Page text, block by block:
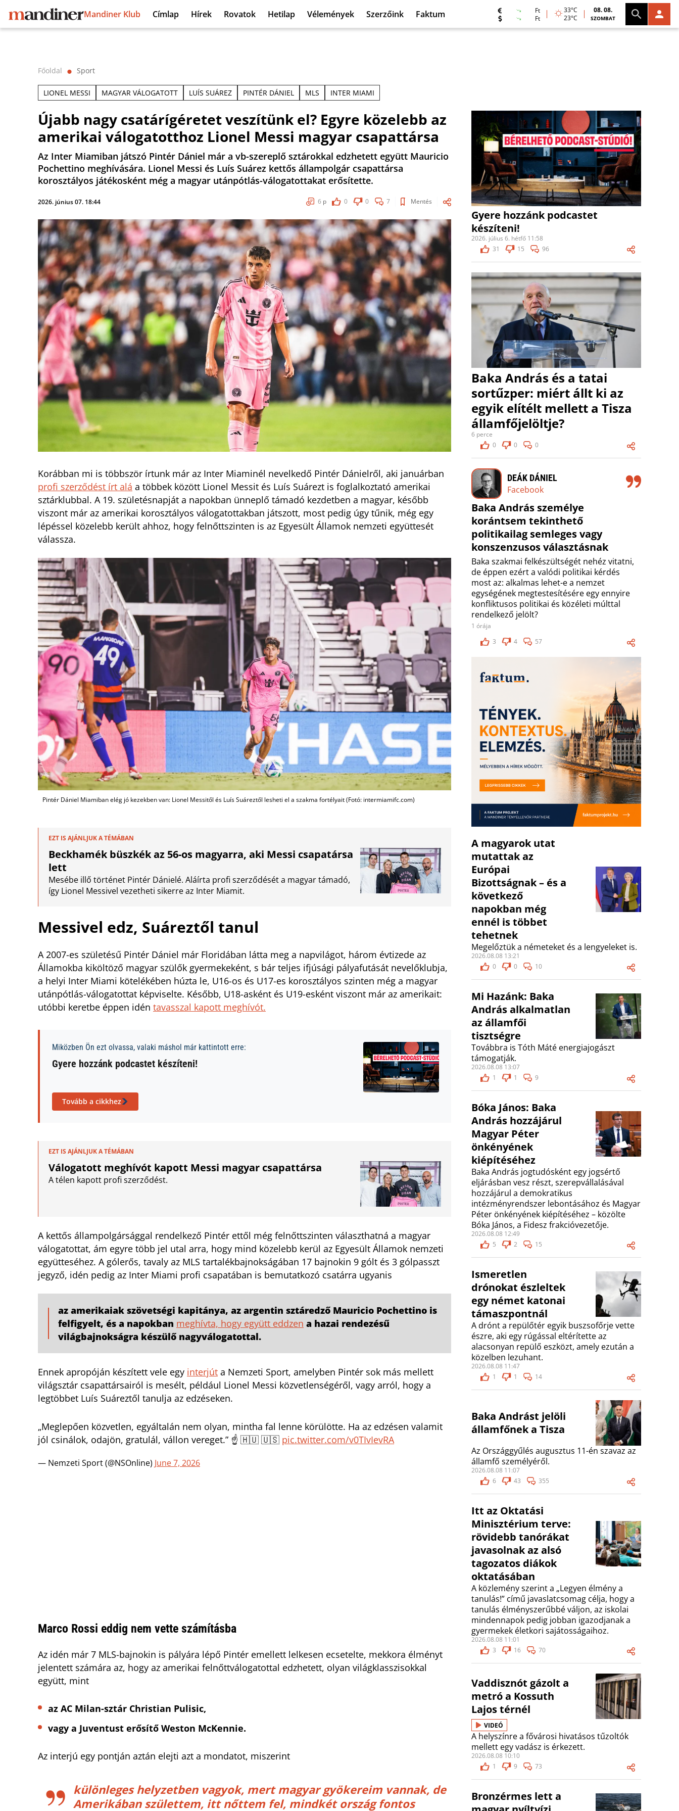
Mandiner Klub Címlap Hírek Rovatok Hetilap Vélemények Szerzőink Faktum
Ft
Ft
33°C
23°C
08. 08.
SZOMBAT
Főoldal ⬤ Sport
LIONEL MESSI MAGYAR VÁLOGATOTT LUÍS SUÁREZ PINTÉR DÁNIEL MLS INTER MIAMI
Újabb nagy csatárígéretet veszítünk el? Egyre közelebb az
amerikai válogatotthoz Lionel Messi magyar csapattársa
Az Inter Miamiban játszó Pintér Dániel már a vb-szereplő sztárokkal edzhetett együtt Mauricio
Pochettino meghívására. Lionel Messi és Luís Suárez kettős állampolgár csapattársa
korosztályos játékosként még a magyar utánpótlás-válogatottakat erősítette.
2026. június 07. 18:44 6 p 0 0 7 Mentés
Korábban mi is többször írtunk már az Inter Miaminél nevelkedő Pintér Dánielről, aki januárban
profi szerződést írt alá a többek között Lionel Messit és Luís Suárezt is foglalkoztató amerikai
sztárklubbal. A 19. születésnapját a napokban ünneplő támadó kezdetben a magyar, később
viszont már az amerikai korosztályos válogatottakban játszott, most pedig úgy tűnik, még egy
lépéssel közelebb került ahhoz, hogy felnőttszinten is az Egyesült Államok nemzeti együttesét
válassza.
Pintér Dániel Miamiban elég jó kezekben van: Lionel Messitől és Luís Suáreztől lesheti el a szakma fortélyait (Fotó: intermiamifc.com)
EZT IS AJÁNLJUK A TÉMÁBAN
Beckhamék büszkék az 56-os magyarra, aki Messi csapatársa
lett
Mesébe illő történet Pintér Dánielé. Aláírta profi szerződését a magyar támadó,
így Lionel Messivel vezetheti sikerre az Inter Miamit.
Messivel edz, Suáreztől tanul
A 2007-es születésű Pintér Dániel már Floridában látta meg a napvilágot, három évtizede az
Államokba kiköltöző magyar szülők gyermekeként, s bár teljes ifjúsági pályafutását nevelőklubja,
a helyi Inter Miami kötelékében húzta le, U16-os és U17-es korosztályos szinten még a magyar
utánpótlás-válogatottat képviselte. Később, U18-asként és U19-esként viszont már az amerikait:
utóbbi keretbe éppen idén tavasszal kapott meghívót.
Miközben Ön ezt olvassa, valaki máshol már kattintott erre:
Gyere hozzánk podcastet készíteni!
Tovább a cikkhez
EZT IS AJÁNLJUK A TÉMÁBAN
Válogatott meghívót kapott Messi magyar csapattársa
A télen kapott profi szerződést.
A kettős állampolgársággal rendelkező Pintér ettől még felnőttszinten választhatná a magyar
válogatottat, ám egyre több jel utal arra, hogy mind közelebb kerül az Egyesült Államok nemzeti
együtteséhez. A gólerős, tavaly az MLS tartalékbajnokságában 17 bajnokin 9 gólt és 3 gólpasszt
jegyző, idén pedig az Inter Miami profi csapatában is bemutatkozó csatárra ugyanis
az amerikaiak szövetségi kapitánya, az argentin sztáredző Mauricio Pochettino is
felfigyelt, és a napokban meghívta, hogy együtt eddzen a hazai rendezésű
világbajnokságra készülő nagyválogatottal.
Ennek apropóján készített vele egy interjút a Nemzeti Sport, amelyben Pintér sok más mellett
világsztár csapattársairól is mesélt, például Lionel Messi közvetlenségéről, vagy arról, hogy a
legtöbbet Luís Suáreztől tanulja az edzéseken.
„Meglepően közvetlen, egyáltalán nem olyan, mintha fal lenne körülötte. Ha az edzésen valamit
jól csinálok, odajön, gratulál, vállon vereget.” ☝️ 🇭🇺 🇺🇸 pic.twitter.com/v0TIvIevRA
— Nemzeti Sport (@NSOnline) June 7, 2026
Marco Rossi eddig nem vette számításba
Az idén már 7 MLS-bajnokin is pályára lépő Pintér emellett lelkesen ecsetelte, mekkora élményt
jelentett számára az, hogy az amerikai felnőttválogatottal edzhetett, olyan világklasszisokkal
együtt, mint
az AC Milan-sztár Christian Pulisic,
vagy a Juventust erősítő Weston McKennie.
Az interjú egy pontján aztán elejti azt a mondatot, miszerint
különleges helyzetben vagyok, mert magyar gyökereim vannak, de
Amerikában születtem, itt nőttem fel, mindkét ország fontos
Gyere hozzánk podcastet
készíteni!
2026. július 6. hétfő 11:58
31
15 96
Baka András és a tatai
sortűzper: miért állt ki az
egyik elítélt mellett a Tisza
államfőjelöltje?
6 perce
0
0 0
DEÁK DÁNIEL
Facebook
Baka András személye
korántsem tekinthető
politikailag semleges vagy
konszenzusos választásnak
Baka szakmai felkészültségét nehéz vitatni,
de éppen ezért a valódi politikai kérdés
most az: alkalmas lehet-e a nemzet
egységének megtestesítésére egy ennyire
konfliktusos politikai és közéleti múlttal
rendelkező jelölt?
1 órája
3
4 57
A magyarok utat
mutattak az
Európai
Bizottságnak – és a
következő
napokban még
ennél is többet
tehetnek
Megelőztük a németeket és a lengyeleket is.
2026.08.08 13:21
0
0 10
Mi Hazánk: Baka
András alkalmatlan
az államfői
tisztségre
Továbbra is Tóth Máté energiajogászt
támogatják.
2026.08.08 13:07
1
1 9
Bóka János: Baka
András hozzájárul
Magyar Péter
önkényének
kiépítéséhez
Baka András jogtudósként egy jogsértő
eljárásban vesz részt, szerepvállalásával
hozzájárul a demokratikus
intézményrendszer lebontásához és Magyar
Péter önkényének kiépítéséhez – közölte
Bóka János, a Fidesz frakcióvezetője.
2026.08.08 12:49
5
2 15
Ismeretlen
drónokat észleltek
egy német katonai
támaszpontnál
A drónt a repülőtér egyik buszsofőrje vette
észre, aki egy rúgással eltérítette az
alacsonyan repülő eszközt, amely ezután a
közelben lezuhant.
2026.08.08 11:47
1
1 14
Baka Andrást jelöli
államfőnek a Tisza
Az Országgyűlés augusztus 11-én szavaz az
államfő személyéről.
2026.08.08 11:07
6
43 355
Itt az Oktatási
Minisztérium terve:
rövidebb tanórákat
javasolnak az alsó
tagozatos diákok
oktatásában
A közlemény szerint a „Legyen élmény a
tanulás!” című javaslatcsomag célja, hogy a
tanulás élményszerűbbé váljon, az iskolai
mindennapok pedig jobban igazodjanak a
gyermekek életkori sajátosságaihoz.
2026.08.08 11:01
3
16 70
Vaddisznót gázolt a
metró a Kossuth
Lajos térnél
VIDEÓ
A helyszínre a fővárosi hivatásos tűzoltók
mellett egy vadász is érkezett.
2026.08.08 10:10
1
9 73
Bronzérmes lett a